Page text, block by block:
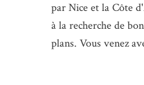
par Nice et la Côte
à la recherche de
plans. Vous venez